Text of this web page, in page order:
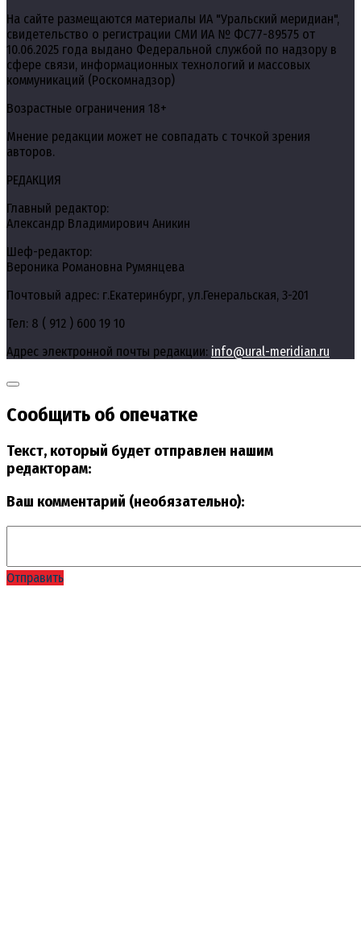
На сайте размещаются материалы ИА "Уральский меридиан",
свидетельство о регистрации СМИ ИА № ФС77-89575 от
10.06.2025 года выдано Федеральной службой по надзору в
сфере связи, информационных технологий и массовых
коммуникаций (Роскомнадзор)
Возрастные ограничения 18+
Мнение редакции может не совпадать с точкой зрения
авторов.
РЕДАКЦИЯ
Главный редактор:
Александр Владимирович Аникин
Шеф-редактор:
Вероника Романовна Румянцева
Почтовый адрес: г.Екатеринбург, ул.Генеральская, 3-201
Тел: 8 ( 912 ) 600 19 10
Адрес электронной почты редакции: info@ural-meridian.ru
Сообщить об опечатке
Текст, который будет отправлен нашим
редакторам:
Ваш комментарий (необязательно):
Отправить